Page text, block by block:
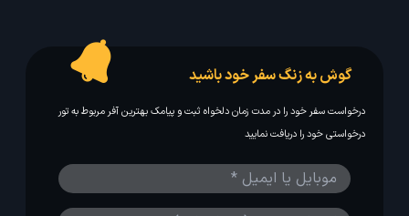
گوش به زنگ سفر خود باشید
درخواست سفر خود را در مدت زمان دلخواه ثبت و پیامک بهترین آفر مربوط به تور
درخواستی خود را دریافت نمایید